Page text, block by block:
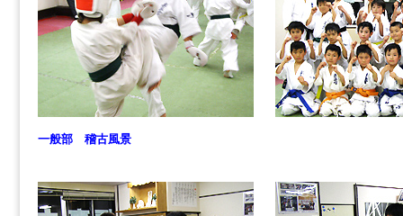
一般部 稽古風景